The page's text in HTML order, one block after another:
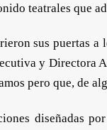
teatrales que
sus puertas
y Directora
pero que, de
diseñadas